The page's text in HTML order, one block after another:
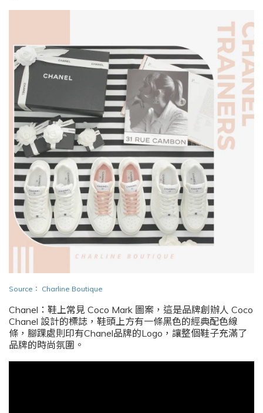
Source ： Charline Boutique
Chanel：鞋上常見 Coco Mark 圖案，這是品牌創辦人 Coco
Chanel 設計的標誌，鞋頭上方有一條黑色的經典配色線
條，腳踝處則印有Chanel品牌的Logo，讓整個鞋子充滿了
品牌的時尚氛圍。